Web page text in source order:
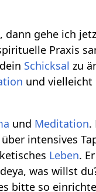
dann gehe ich
Praxis
Schicksal zu
und vielleicht
und Meditation.
intensives
Leben.
was willst
bitte so